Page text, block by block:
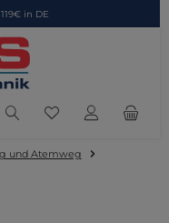
in DE
Du hast 0
und Atemweg